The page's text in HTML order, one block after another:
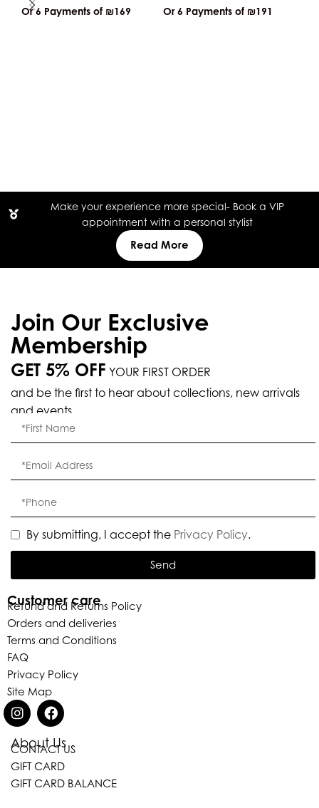
Or 6 Payments of ₪169 Or 6 Payments of ₪191
Make your experience more special- Book a VIP
appointment with a personal stylist
Read More
About Us
CONTACT US
GIFT CARD
GIFT CARD BALANCE
Customer care
Refund and Returns Policy
Orders and deliveries
Terms and Conditions
FAQ
Privacy Policy
Site Map
Join Our Exclusive
Membership
GET 5% OFF YOUR FIRST ORDER
and be the first to hear about collections, new arrivals
and events.
By submitting, I accept the Privacy Policy.
Send
Eleganza Israel